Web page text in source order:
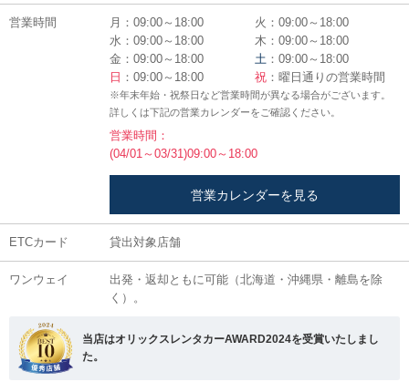
営業時間 月：09:00～18:00
火：09:00～18:00
水：09:00～18:00
木：09:00～18:00
金：09:00～18:00
土 ：09:00～18:00
日 ：09:00～18:00 祝 ：曜日通りの営業時間
※年末年始・祝祭日など営業時間が異なる場合がございます。
詳しくは下記の営業カレンダーをご確認ください。
営業時間：
(04/01～03/31)09:00～18:00
営業カレンダーを見る
ETCカード 貸出対象店舗
ワンウェイ
出発・返却ともに可能（北海道・沖縄県・離島を除
く）。
当店はオリックスレンタカーAWARD2024を受賞いたしまし
た。